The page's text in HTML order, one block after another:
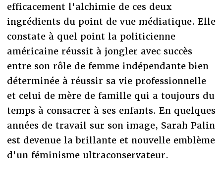
efficacement l'alchimie de ces deux
ingrédients du point de vue médiatique. Elle
constate à quel point la politicienne
américaine réussit à jongler avec succès
entre son rôle de femme indépendante bien
déterminée à réussir sa vie professionnelle
et celui de mère de famille qui a toujours du
temps à consacrer à ses enfants. En quelques
années de travail sur son image, Sarah Palin
est devenue la brillante et nouvelle emblème
d'un féminisme ultraconservateur.